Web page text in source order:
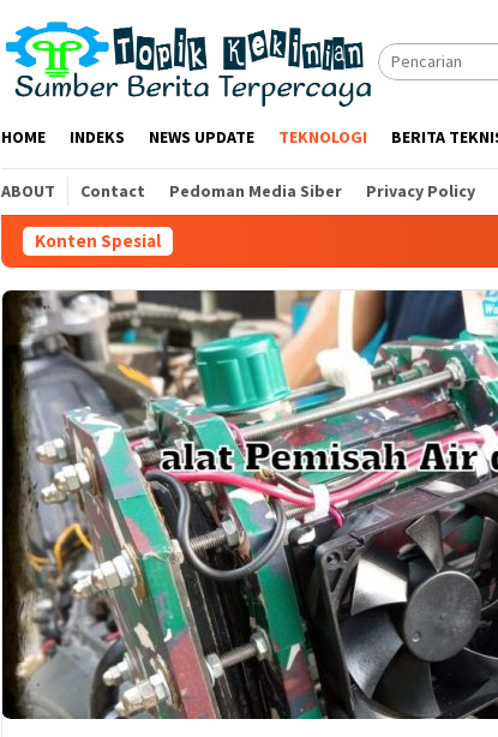
HOME INDEKS NEWS UPDATE TEKNOLOGI BERITA
ABOUT Contact Pedoman Media Siber Privacy Policy
Konten Spesial